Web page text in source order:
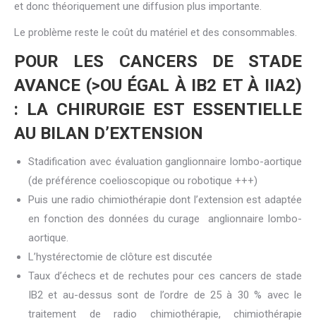
et donc théoriquement une diffusion plus importante.
Le problème reste le coût du matériel et des consommables.
POUR LES CANCERS DE STADE
AVANCE (>OU ÉGAL À IB2 ET À IIA2)
: LA CHIRURGIE EST ESSENTIELLE
AU BILAN D’EXTENSION
Stadification avec évaluation ganglionnaire lombo-aortique
(de préférence coelioscopique ou robotique +++)
Puis une radio chimiothérapie dont l’extension est adaptée
en fonction des données du curage anglionnaire lombo-
aortique.
L’hystérectomie de clôture est discutée
Taux d’échecs et de rechutes pour ces cancers de stade
IB2 et au-dessus sont de l’ordre de 25 à 30 % avec le
traitement de radio chimiothérapie, chimiothérapie